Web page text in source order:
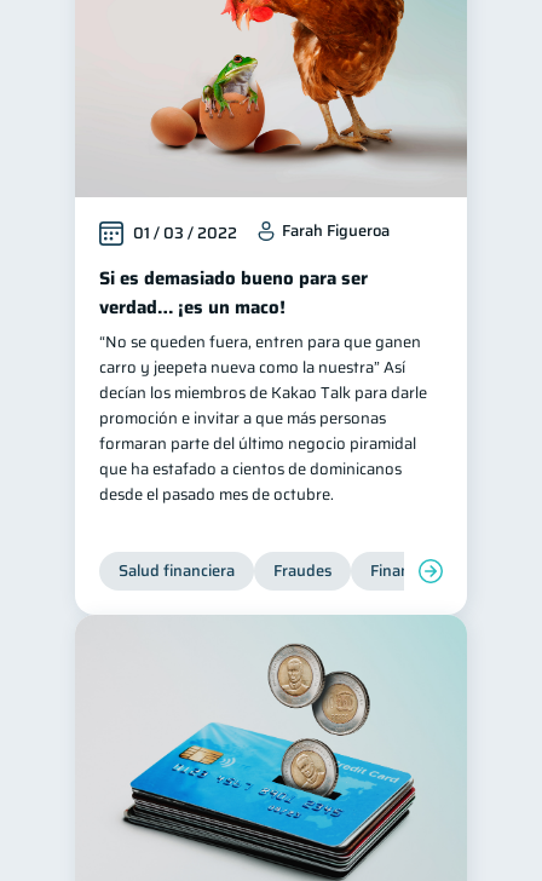
01 / 03 / 2022 Farah Figueroa
Si es demasiado bueno para ser
verdad… ¡es un maco!
“No se queden fuera, entren para que ganen
carro y jeepeta nueva como la nuestra” Así
decían los miembros de Kakao Talk para darle
promoción e invitar a que más personas
formaran parte del último negocio piramidal
que ha estafado a cientos de dominicanos
desde el pasado mes de octubre.
Salud financiera Fraudes Finanzas personales